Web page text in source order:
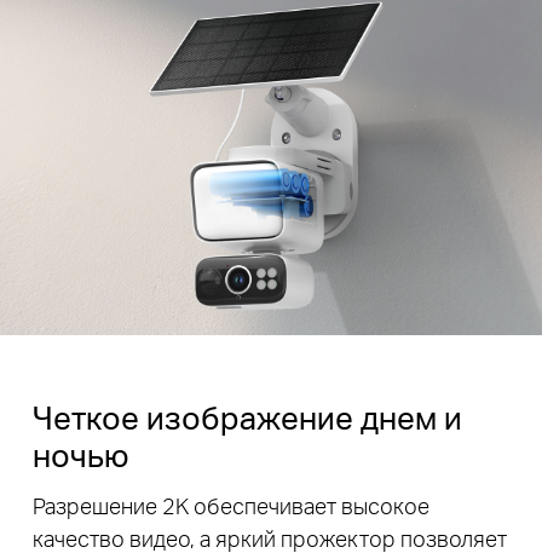
Четкое изображение днем и
ночью
Разрешение 2K обеспечивает высокое
качество видео, а яркий прожектор позволяет